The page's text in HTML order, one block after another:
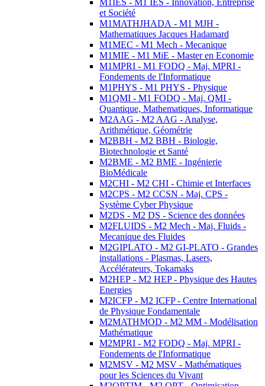
M1IES - M1 IES - Innovation, Entreprise
et Société
M1MATHJHADA - M1 MJH -
Mathematiques Jacques Hadamard
M1MEC - M1 Mech - Mecanique
M1MIE - M1 MiE - Master en Economie
M1MPRI - M1 FODQ - Maj. MPRI -
Fondements de l'Informatique
M1PHYS - M1 PHYS - Physique
M1QMI - M1 FODQ - Maj. QMI -
Quantique, Mathematiques, Informatique
M2AAG - M2 AAG - Analyse,
Arithmétique, Géométrie
M2BBH - M2 BBH - Biologie,
Biotechnologie et Santé
M2BME - M2 BME - Ingénierie
BioMédicale
M2CHI - M2 CHI - Chimie et Interfaces
M2CPS - M2 CCSN - Maj. CPS -
Système Cyber Physique
M2DS - M2 DS - Science des données
M2FLUIDS - M2 Mech - Maj. Fluids -
Mecanique des Fluides
M2GIPLATO - M2 GI-PLATO - Grandes
installations - Plasmas, Lasers,
Accélérateurs, Tokamaks
M2HEP - M2 HEP - Physique des Hautes
Energies
M2ICFP - M2 ICFP - Centre International
de Physique Fondamentale
M2MATHMOD - M2 MM - Modélisation
Mathématique
M2MPRI - M2 FODQ - Maj. MPRI -
Fondements de l'Informatique
M2MSV - M2 MSV - Mathématiques
pour les Sciences du Vivant